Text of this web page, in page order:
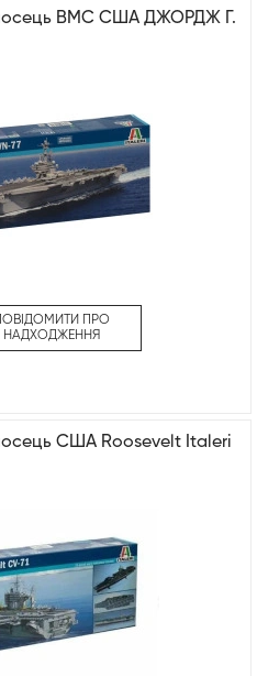
ВМС США ДЖОРДЖ Г.
ПОВІДОМИТИ ПРО
НАДХОДЖЕННЯ
США Roosevelt Italeri